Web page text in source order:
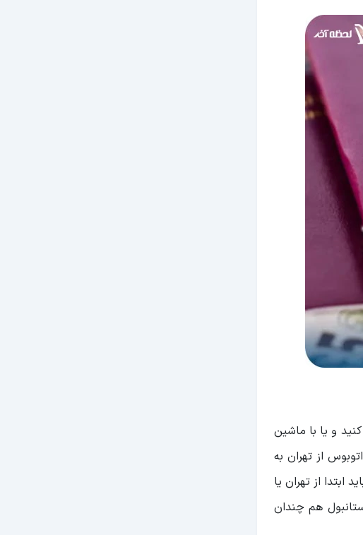
و یا با ماشین
از تهران به
از تهران یا
هم چندان